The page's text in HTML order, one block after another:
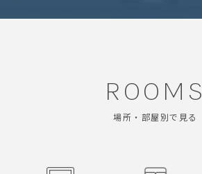
ROOMS
場所・部屋別で見る